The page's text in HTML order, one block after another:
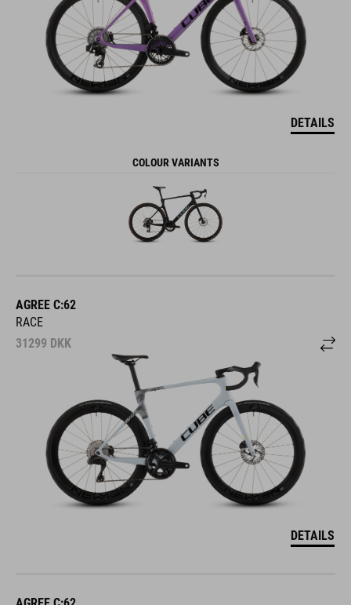
DETAILS
COLOUR VARIANTS
AGREE C:62
RACE
31299 DKK
DETAILS